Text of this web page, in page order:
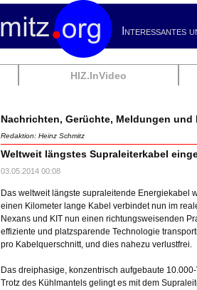
Interessantes
HIZ.InVideo
Nachrichten, Gerüchte, Meldungen und
Redaktion: Heinz Schmitz
Weltweit längstes Supraleiterkabel
03.05.2014 00:08
Das weltweit längste supraleitende Energiekabel
einen Kilometer lange Kabel verbindet nun im
Nexans und KIT nun einen richtungsweisenden
effiziente und platzsparende Technologie
pro Kabelquerschnitt, und dies nahezu verlustfrei.
Das dreiphasige, konzentrisch aufgebaute
Trotz des Kühlmantels gelingt es mit dem